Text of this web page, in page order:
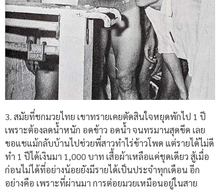
3. สมัยที่ชกมวยไทย เขาทรายเคยตัดสินใจหยุดพักไป 1 ปี
เพราะต้องลดน้ำหนัก อดข้าว อดน้ำ จนทรมานสุดขีด เลย
ขอแชแม้กลับบ้านไปช่วยพี่สาวทำไร่ข้าวโพด แต่รายได้ไม่ดี
ทำ 1 ปีได้เงินมา 1,000 บาท เสื้อผ้าเหลือแค่ชุดเดียว สู้เมื่อ
ก่อนไม่ได้ที่อย่างน้อยยังมีรายได้เป็นประจำทุกเดือน อีก
อย่างคือ เพราะที่ผ่านมา การต่อยมวยเหมือนอยู่ในสาย